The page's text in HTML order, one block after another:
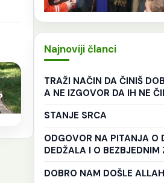
Najnoviji članci
TRAŽI NAČIN DA ČINIŠ
A NE IZGOVOR DA IH NE
STANJE SRCA
ODGOVOR NA PITANJA O
DEDŽALA I O
DOBRO NAM DOŠLE